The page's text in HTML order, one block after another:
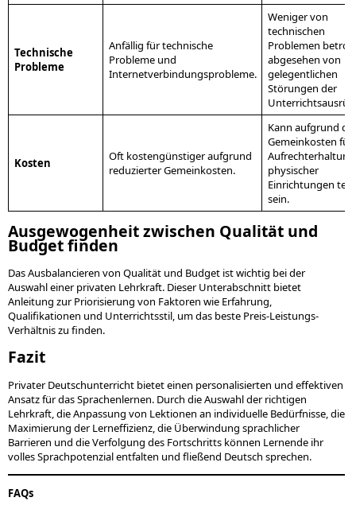
Technische
Probleme
Anfällig für technische
Probleme und
Internetverbindungsprobleme.
Weniger von
technischen
Problemen
abgesehen von
gelegentlichen
Störungen der
Kosten
Oft kostengünstiger aufgrund
reduzierter Gemeinkosten.
Kann aufgrund
Gemeinkosten für
Aufrechterhaltung
physischer
Einrichtungen
sein.
Ausgewogenheit zwischen Qualität und
Budget finden
Das Ausbalancieren von Qualität und Budget ist wichtig bei der
Auswahl einer privaten Lehrkraft. Dieser Unterabschnitt bietet
Anleitung zur Priorisierung von Faktoren wie Erfahrung,
Qualifikationen und Unterrichtsstil, um das beste Preis-Leistungs-
Verhältnis zu finden.
Fazit
Privater Deutschunterricht bietet einen personalisierten und effektiven
Ansatz für das Sprachenlernen. Durch die Auswahl der richtigen
Lehrkraft, die Anpassung von Lektionen an individuelle Bedürfnisse, die
Maximierung der Lerneffizienz, die Überwindung sprachlicher
Barrieren und die Verfolgung des Fortschritts können Lernende ihr
volles Sprachpotenzial entfalten und fließend Deutsch sprechen.
FAQs